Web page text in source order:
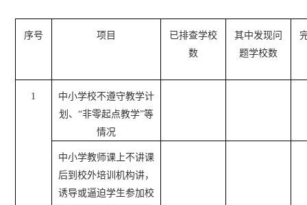
序号 项目
已排查学校
数
其中发现问
题学校数
1
中小学校不遵守教学计
划、“非零起点教学”等
情况
中小学教师课上不讲课
后到校外培训机构讲，
诱导或逼迫学生参加校